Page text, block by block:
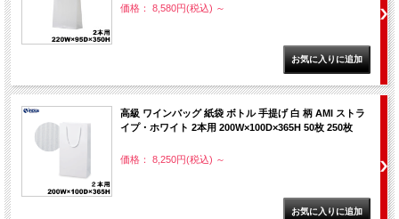
価格： 8,580円(税込) ～
高級 ワインバッグ 紙袋 ボトル 手提げ 白 柄 AMI ストラ
イプ・ホワイト 2本用 200W×100D×365H 50枚 250枚
価格： 8,250円(税込) ～